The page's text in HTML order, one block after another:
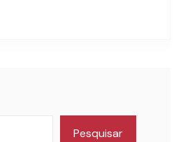
Pesquisar